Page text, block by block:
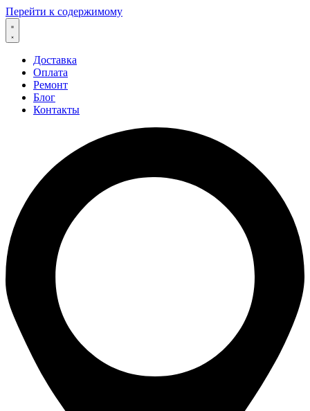
Перейти к содержимому
Доставка
Оплата
Ремонт
Блог
Контакты